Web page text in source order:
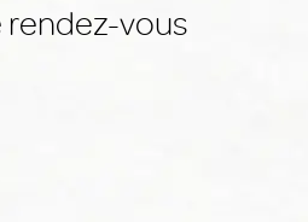
rendez-vous